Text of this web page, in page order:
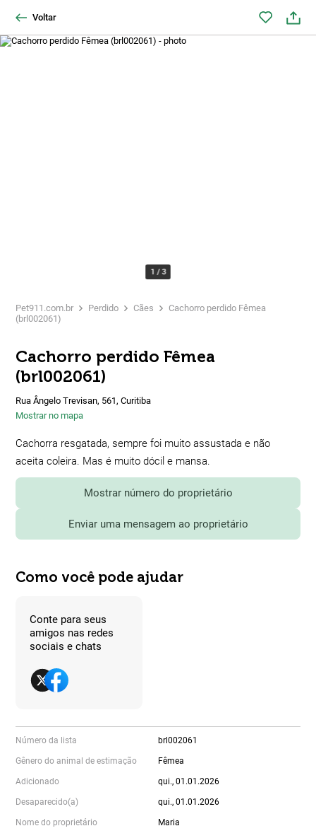
Voltar
1 /3
Pet911.com.br Perdido Cães
Cachorro perdido Fêmea
(brl002061)
Cachorro perdido Fêmea
(brl002061)
Rua Ângelo Trevisan, 561, Curitiba
Mostrar no mapa
Cachorra resgatada, sempre foi muito assustada e não
aceita coleira. Mas é muito dócil e mansa.
Mostrar número do proprietário
Enviar uma mensagem ao proprietário
Como você pode ajudar
Conte para seus
amigos nas redes
sociais e chats
Número da lista brl002061
Gênero do animal de estimação Fêmea
Adicionado qui., 01.01.2026
Desaparecido(a) qui., 01.01.2026
Nome do proprietário Maria